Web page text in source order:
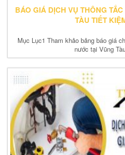
BÁO GIÁ DỊCH VỤ THÔNG
TÀU TIẾT
Mục Lục1 Tham khảo bảng báo giá
nước tại Vũng